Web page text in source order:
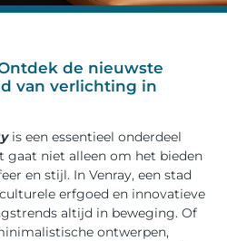
de nieuwste
van verlichting in
is een essentieel onderdeel
gaat niet alleen om het bieden
en stijl. In Venray, een stad
erfgoed en innovatieve
altijd in beweging. Of
ontwerpen,